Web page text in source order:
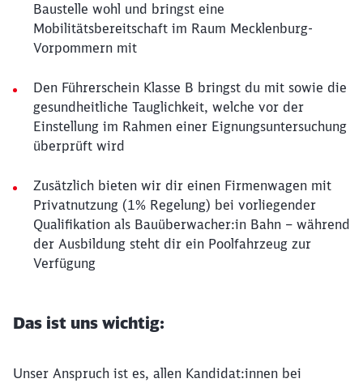
Baustelle wohl und bringst eine
Mobilitätsbereitschaft im Raum Mecklenburg-
Vorpommern mit
Den Führerschein Klasse B bringst du mit sowie die
gesundheitliche Tauglichkeit, welche vor der
Einstellung im Rahmen einer Eignungsuntersuchung
überprüft wird
Zusätzlich bieten wir dir einen Firmenwagen mit
Privatnutzung (1% Regelung) bei vorliegender
Qualifikation als Bauüberwacher:in Bahn – während
der Ausbildung steht dir ein Poolfahrzeug zur
Verfügung
Das ist uns wichtig:
Unser Anspruch ist es, allen Kandidat:innen bei